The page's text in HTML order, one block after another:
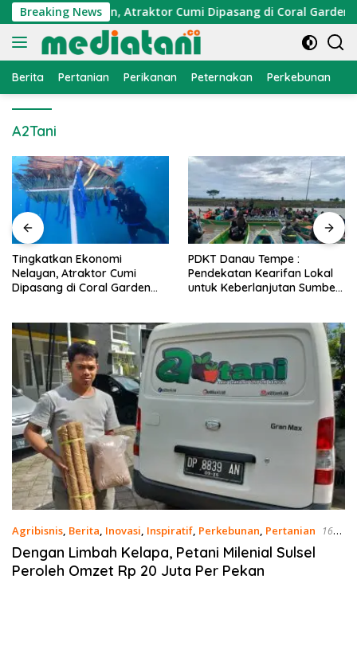
Langsung
ke
konten
Breaking News
Nelayan, Atraktor Cumi Dipasang di Coral Garden
Berita Pertanian Perikanan Peternakan Perkebunan
A2Tani
PDKT Danau Tempe :
Pendekatan Kearifan Lokal
untuk Keberlanjutan Sumber
Cara Mengatasi Penyakit
PMK pada Sapi Perah Secara
Alami dan Medis
Agribisnis, Berita, Inovasi, Inspiratif, Perkebunan, Pertanian
16
Maret 2021
Dengan Limbah Kelapa, Petani Milenial Sulsel
Peroleh Omzet Rp 20 Juta Per Pekan